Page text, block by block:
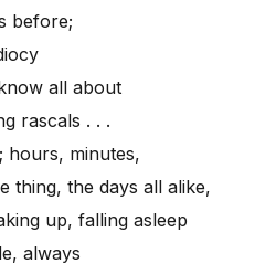
before;
all about
rascals . . .
hours, minutes,
thing, the days all alike,
up, falling asleep
always